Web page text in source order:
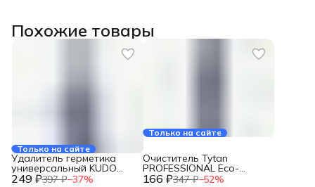
Похожие товары
Только на сайте
249 ₽397 ₽−37%
Удалитель герметика
универсальный KUDO
KRS-920
Только на сайте
166 ₽347 ₽−52%
Очиститель Tytan
PROFESSIONAL Еco-
Cleaner 500 мл 246004